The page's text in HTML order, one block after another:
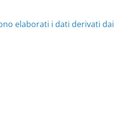
elaborati i dati derivati dai